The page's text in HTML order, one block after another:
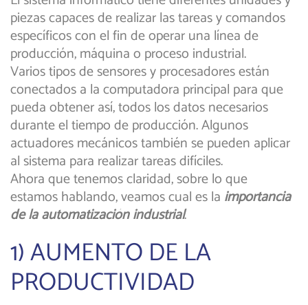
piezas capaces de realizar las tareas y comandos
específicos con el fin de operar una línea de
producción, máquina o proceso industrial.
Varios tipos de sensores y procesadores están
conectados a la computadora principal para que
pueda obtener así, todos los datos necesarios
durante el tiempo de producción. Algunos
actuadores mecánicos también se pueden aplicar
al sistema para realizar tareas difíciles.
Ahora que tenemos claridad, sobre lo que
estamos hablando, veamos cual es la importancia
de la automatización industrial.
1) AUMENTO DE LA
PRODUCTIVIDAD